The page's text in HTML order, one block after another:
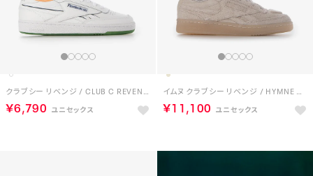
クラブシー リベンジ / CLUB C REVENGE （ホワイト/アクア）
￥6,790
イムヌ クラブシー リベンジ / HYMNE CLUB C REVENGE （ムーンストーン）
￥11,100